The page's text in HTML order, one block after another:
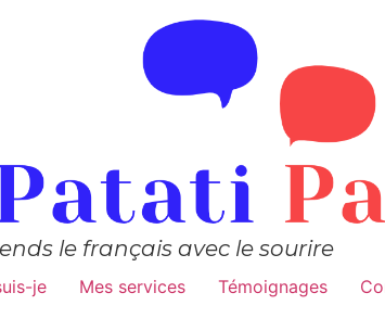
le français avec le sourire
je Mes services Témoignages